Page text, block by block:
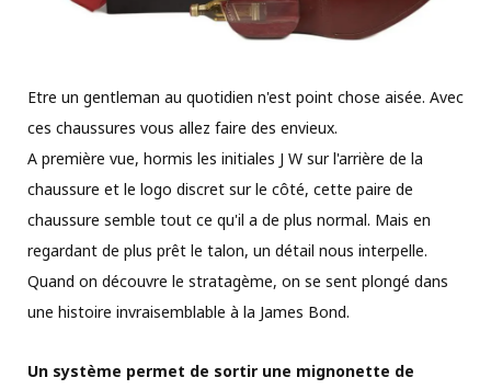
Etre un gentleman au quotidien n'est point chose aisée. Avec
ces chaussures vous allez faire des envieux.
A première vue, hormis les initiales J W sur l'arrière de la
chaussure et le logo discret sur le côté, cette paire de
chaussure semble tout ce qu'il a de plus normal. Mais en
regardant de plus prêt le talon, un détail nous interpelle.
Quand on découvre le stratagème, on se sent plongé dans
une histoire invraisemblable à la James Bond.
Un système permet de sortir une mignonette de